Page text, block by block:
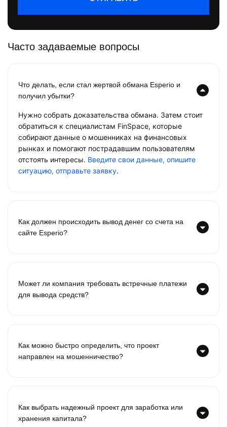
Часто задаваемые вопросы
Что делать, если стал жертвой обмана Esperio и
получил убытки?
Нужно собрать доказательства обмана. Затем стоит
обратиться к специалистам FinSpace, которые
собирают данные о мошенниках на финансовых
рынках и помогают пострадавшим пользователям
отстоять интересы. Введите свои данные, опишите
ситуацию, отправьте заявку.
Как должен происходить вывод денег со счета на
сайте Esperio?
Может ли компания требовать встречные платежи
для вывода средств?
Как можно быстро определить, что проект
направлен на мошенничество?
Как выбрать надежный проект для заработка или
хранения капитала?